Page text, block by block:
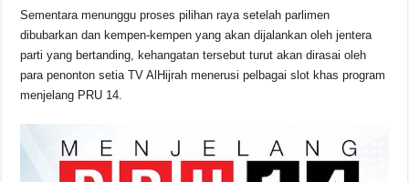
Sementara menunggu proses pilihan raya setelah parlimen
dibubarkan dan kempen-kempen yang akan dijalankan oleh jentera
parti yang bertanding, kehangatan tersebut turut akan dirasai oleh
para penonton setia TV AlHijrah menerusi pelbagai slot khas program
menjelang PRU 14.